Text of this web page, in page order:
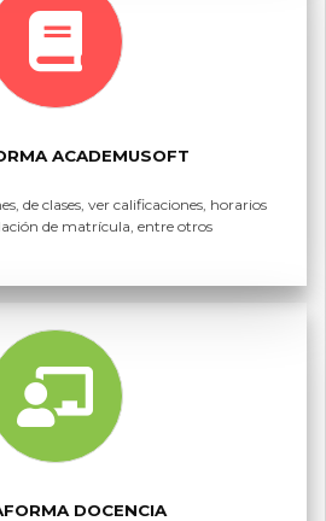
ACADEMUSOFT
de clases, ver calificaciones, horarios
de matrícula, entre otros
DOCENCIA